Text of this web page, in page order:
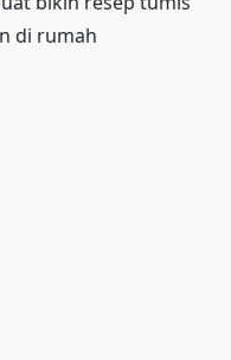
di rumah